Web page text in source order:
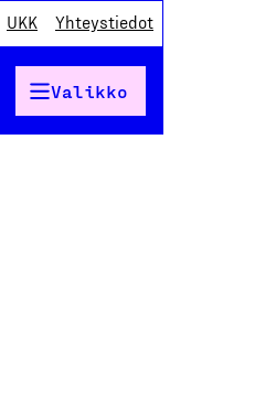
UKK Yhteystiedot
Valikko